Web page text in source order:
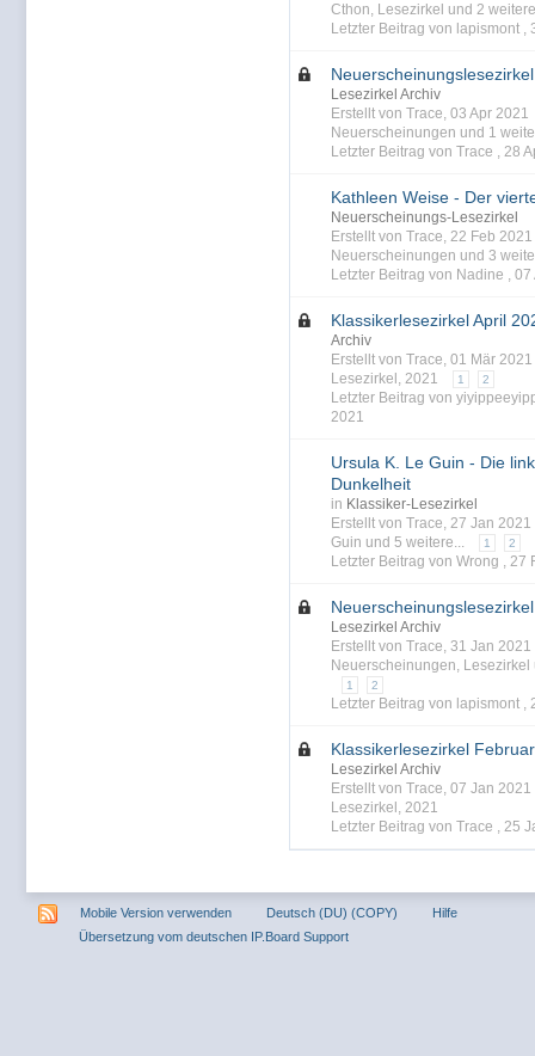
Cthon, Lesezirkel und 2
Letzter Beitrag von lapismont ,
Lesezirkel Archiv
Erstellt von Trace, 03 Apr 2021
Neuerscheinungen und 1
Letzter Beitrag von Trace , 28
Kathleen Weise - Der
Neuerscheinungs-Lesezirkel
Erstellt von Trace, 22 Feb
Neuerscheinungen und 3
Letzter Beitrag von Nadine , 07
Klassikerlesezirkel April
Archiv
Erstellt von Trace, 01 Mär
Lesezirkel , 2021 1 2
Letzter Beitrag von
2021
Ursula K. Le Guin - Die
Dunkelheit
in Klassiker-Lesezirkel
Erstellt von Trace, 27 Jan
Guin und 5 weitere... 1 2
Letzter Beitrag von Wrong , 27
Lesezirkel Archiv
Erstellt von Trace, 31 Jan
Neuerscheinungen, Lesezirkel
1 2
Letzter Beitrag von lapismont ,
Klassikerlesezirkel
Lesezirkel Archiv
Erstellt von Trace, 07 Jan
Lesezirkel , 2021
Letzter Beitrag von Trace , 25
Mobile Version verwenden Deutsch (DU) (COPY)
Hilfe
Übersetzung vom deutschen IP.Board Support